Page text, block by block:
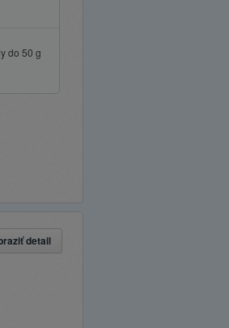
do 50 g
detail